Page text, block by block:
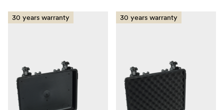
30 years warranty 30 years warranty